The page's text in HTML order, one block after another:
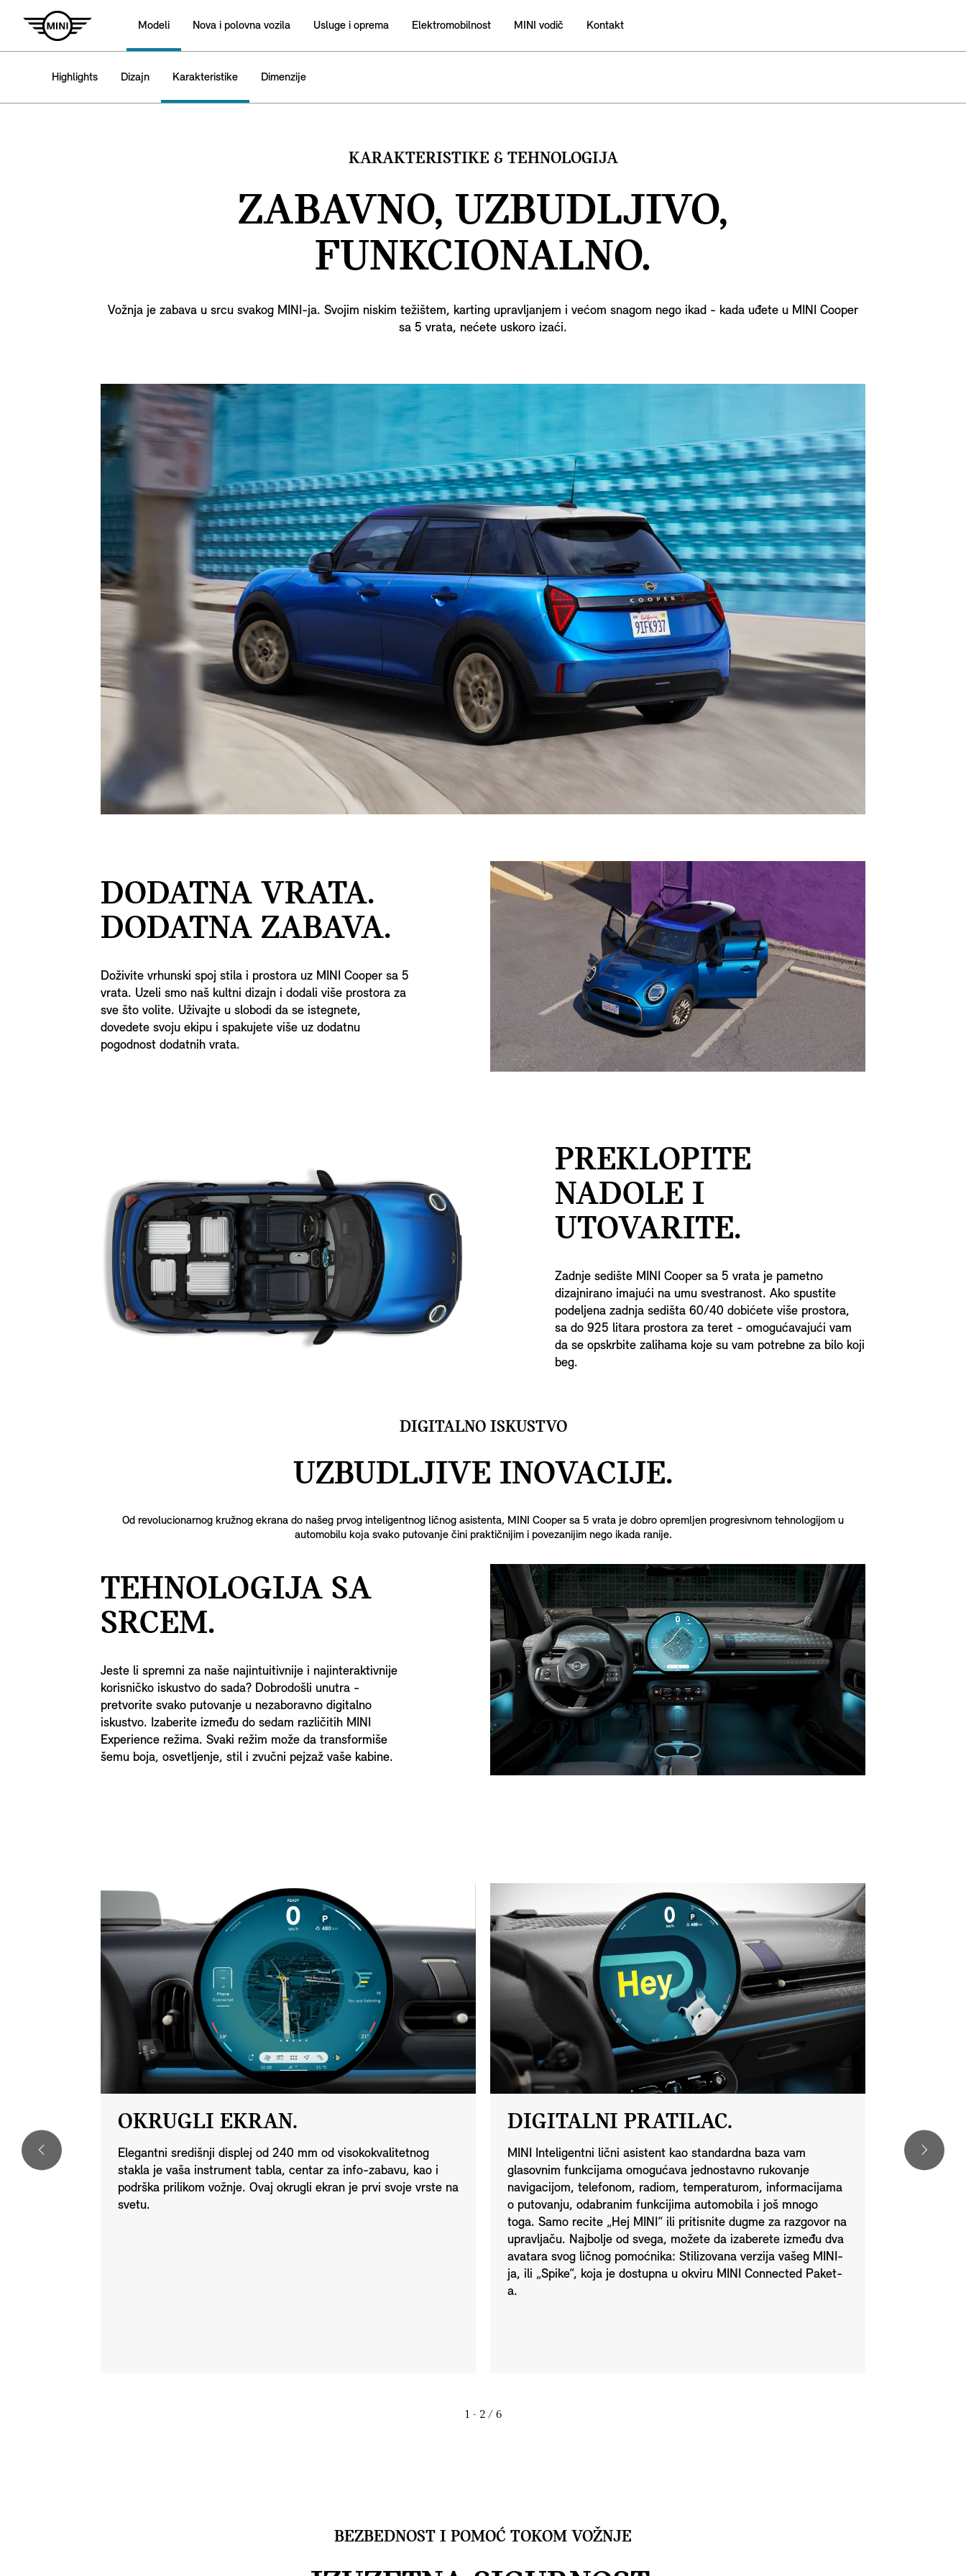
Modeli Nova i polovna vozila Usluge i oprema Elektromobilnost MINI vodič Kontakt
Highlights Dizajn Karakteristike Dimenzije
KARAKTERISTIKE & TEHNOLOGIJA
ZABAVNO, UZBUDLJIVO,
FUNKCIONALNO.
Vožnja je zabava u srcu svakog MINI-ja. Svojim niskim težištem, karting upravljanjem i većom snagom nego ikad - kada uđete u MINI Cooper
sa 5 vrata, nećete uskoro izaći.
DODATNA VRATA.
DODATNA ZABAVA.
Doživite vrhunski spoj stila i prostora uz MINI Cooper sa 5
vrata. Uzeli smo naš kultni dizajn i dodali više prostora za
sve što volite. Uživajte u slobodi da se istegnete,
dovedete svoju ekipu i spakujete više uz dodatnu
pogodnost dodatnih vrata.
PREKLOPITE
NADOLE I
UTOVARITE.
Zadnje sedište MINI Cooper sa 5 vrata je pametno
dizajnirano imajući na umu svestranost. Ako spustite
podeljena zadnja sedišta 60/40 dobićete više prostora,
sa do 925 litara prostora za teret - omogućavajući vam
da se opskrbite zalihama koje su vam potrebne za bilo koji
beg.
DIGITALNO ISKUSTVO
UZBUDLJIVE INOVACIJE.
Od revolucionarnog kružnog ekrana do našeg prvog inteligentnog ličnog asistenta, MINI Cooper sa 5 vrata je dobro opremljen progresivnom tehnologijom u
automobilu koja svako putovanje čini praktičnijim i povezanijim nego ikada ranije.
TEHNOLOGIJA SA
SRCEM.
Jeste li spremni za naše najintuitivnije i najinteraktivnije
korisničko iskustvo do sada? Dobrodošli unutra -
pretvorite svako putovanje u nezaboravno digitalno
iskustvo. Izaberite između do sedam različitih MINI
Experience režima. Svaki režim može da transformiše
šemu boja, osvetljenje, stil i zvučni pejzaž vaše kabine.
da sve
OKRUGLI EKRAN.
Elegantni središnji displej od 240 mm od visokokvalitetnog
stakla je vaša instrument tabla, centar za info-zabavu, kao i
podrška prilikom vožnje. Ovaj okrugli ekran je prvi svoje vrste na
svetu.
DIGITALNI PRATILAC.
MINI Inteligentni lični asistent kao standardna baza vam
glasovnim funkcijama omogućava jednostavno rukovanje
navigacijom, telefonom, radiom, temperaturom, informacijama
o putovanju, odabranim funkcijima automobila i još mnogo
toga. Samo recite „Hej MINI“ ili pritisnite dugme za razgovor na
upravljaču. Najbolje od svega, možete da izaberete između dva
avatara svog ličnog pomoćnika: Stilizovana verzija vašeg MINI-
ja, ili „Spike“, koja je dostupna u okviru MINI Connected Paket-
a.
Povežite
aplikaciju.
1 - 2 / 6
BEZBEDNOST I POMOĆ TOKOM VOŽNJE